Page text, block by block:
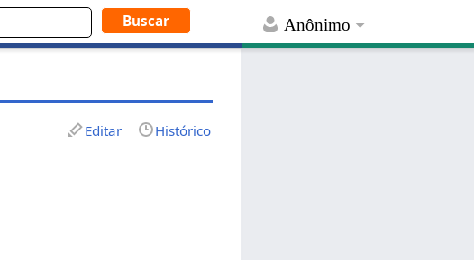
Anônimo
Editar Histórico